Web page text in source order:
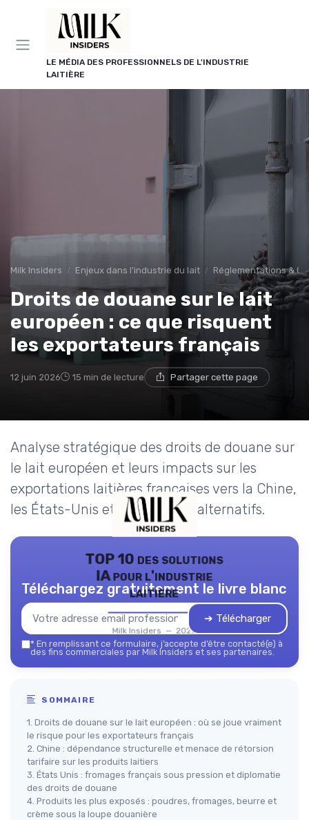
LE MÉDIA DES PROFESSIONNELS DE L'INDUSTRIE
LAITIÈRE
Milk Insiders Enjeux dans l'industrie du lait Réglementations &
Droits de douane sur le lait
européen : ce que risquent
les exportateurs français
12 juin 2026 15 min de lecture Partager cette page
Analyse stratégique des droits de douane sur
le lait européen et leurs impacts sur les
exportations laitières françaises vers la Chine,
les États-Unis et les marchés alternatifs.
TOP 10 des solutions
IA pour l'industrie
laitière
Milk Insiders — 2026
Téléchargez gratuitement le livre blanc
➔ Télécharger
* En remplissant ce formulaire, j’accepte d’être contacté(e) à
des fins commerciales par Milk Insiders et ses partenaires.
SOMMAIRE
1. Droits de douane sur le lait européen : où se joue vraiment
le risque pour les exportateurs français
2. Chine : dépendance structurelle et menace de rétorsion
tarifaire sur les produits laitiers
3. États Unis : fromages français sous pression et diplomatie
des droits de douane
4. Produits les plus exposés : poudres, fromages, beurre et
crème sous la loupe douanière